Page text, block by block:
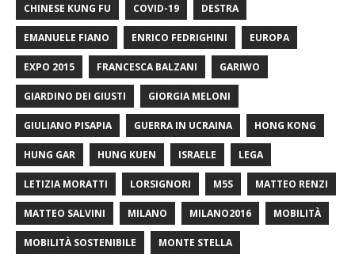
CHINESE KUNG FU COVID-19 DESTRA
EMANUELE FIANO ENRICO FEDRIGHINI EUROPA
EXPO 2015 FRANCESCA BALZANI GARIWO
GIARDINO DEI GIUSTI GIORGIA MELONI
GIULIANO PISAPIA GUERRA IN UCRAINA HONG KONG
HUNG GAR HUNG KUEN ISRAELE LEGA
LETIZIA MORATTI LORSIGNORI M5S MATTEO RENZI
MATTEO SALVINI MILANO MILANO2016 MOBILITÀ
MOBILITÀ SOSTENIBILE MONTE STELLA